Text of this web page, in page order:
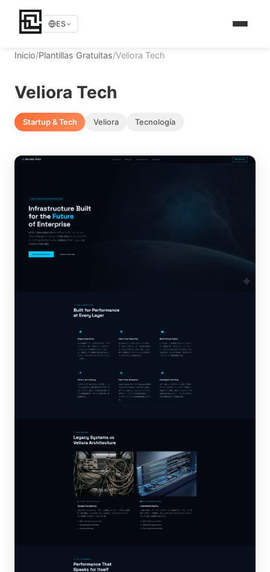
ES
Inicio/Plantillas Gratuitas/Veliora Tech
Veliora Tech
Startup & Tech Veliora Tecnología